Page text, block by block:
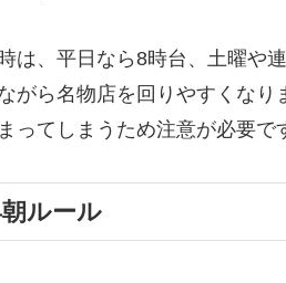
は、平日なら8時台、土曜や
がら名物店を回りやすくなり
ってしまうため注意が必要で
ルール